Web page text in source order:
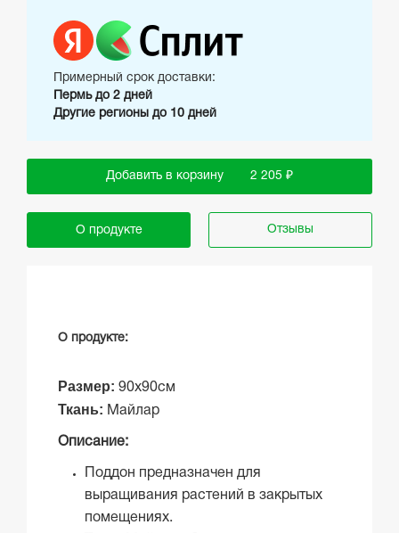
Примерный срок доставки:
Пермь до 2 дней
Другие регионы до 10 дней
Добавить в корзину 2 205 ₽
О продукте Отзывы
О продукте:
Размер: 90х90см
Ткань: Майлар
Описание:
Поддон предназначен для
выращивания растений в закрытых
помещениях.